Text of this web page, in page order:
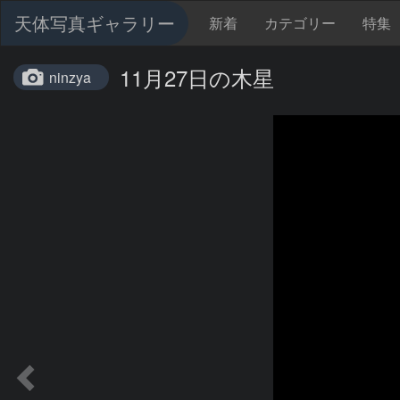
天体写真ギャラリー 新着 カテゴリー 特集
ninzya 11月27日の木星